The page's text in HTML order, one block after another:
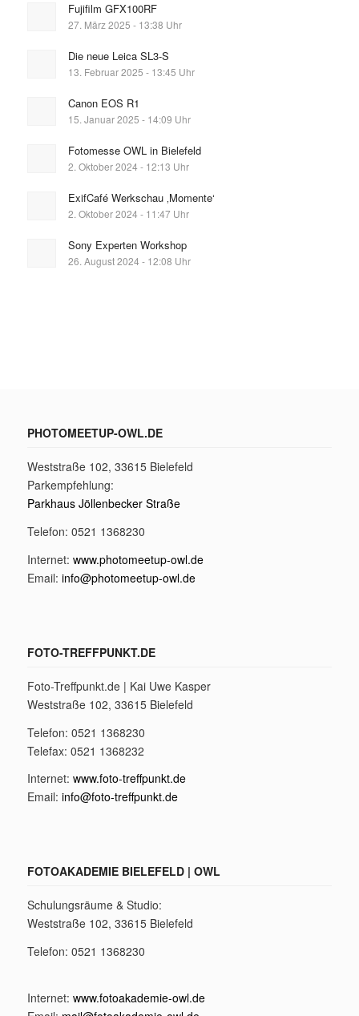
Fujifilm GFX100RF
27. März 2025 - 13:38 Uhr
Die neue Leica SL3-S
13. Februar 2025 - 13:45 Uhr
Canon EOS R1
15. Januar 2025 - 14:09 Uhr
Fotomesse OWL in Bielefeld
2. Oktober 2024 - 12:13 Uhr
ExifCafé Werkschau ‚Momente‘
2. Oktober 2024 - 11:47 Uhr
Sony Experten Workshop
26. August 2024 - 12:08 Uhr
PHOTOMEETUP-OWL.DE
Weststraße 102, 33615 Bielefeld
Parkempfehlung:
Parkhaus Jöllenbecker Straße
Telefon: 0521 1368230
Internet: www.photomeetup-owl.de
Email: info@photomeetup-owl.de
FOTO-TREFFPUNKT.DE
Foto-Treffpunkt.de | Kai Uwe Kasper
Weststraße 102, 33615 Bielefeld
Telefon: 0521 1368230
Telefax: 0521 1368232
Internet: www.foto-treffpunkt.de
Email: info@foto-treffpunkt.de
FOTOAKADEMIE BIELEFELD | OWL
Schulungsräume & Studio:
Weststraße 102, 33615 Bielefeld
Telefon: 0521 1368230
Internet: www.fotoakademie-owl.de